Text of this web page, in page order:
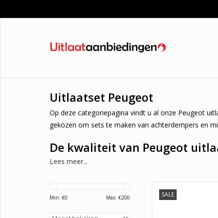
Uitlaatset Peugeot
Op deze categoriepagina vindt u al onze Peugeot
gekozen om sets te maken van achterdempers en
De kwaliteit van Peugeot
Naast de prijs is de kwaliteit uiteraard ook erg
pasvorm. Dit wil zeggen dat ze over de originele
uitlaatsets over het E-keurmerk. Dit wil zeggen dat
Lees meer...
Min: €0 Max: €200 SALE
Goedkoop